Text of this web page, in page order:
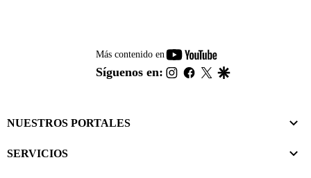
Más contenido en
youtube-
footer
Síguenos en: instagram
facebook
twitter
NUESTROS PORTALES
SERVICIOS